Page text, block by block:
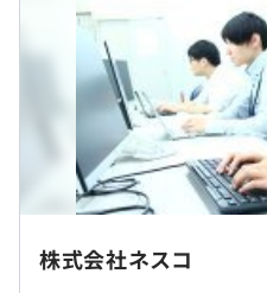
相談の上、ご希望のマシン
岩本町本社、自宅、都内お
（ただし、本社勤務を数年
す。
基本給190,000円、固定残
・大学院修士課程卒
月給 285,750円
基本給205,000円、固定残
固定残業代の金額：
前年度 採用者数7人 離職者
2年度前 採用者数8人 離職者
3年度前 採用者数6人 離職
過去３年間の新卒採用者数
前年度 男性4人 女性3人
2年度前 男性5人 女性3人
3年度前 男性4人 女性2人
平均勤続年数
15.0年
株式会社ネスコ